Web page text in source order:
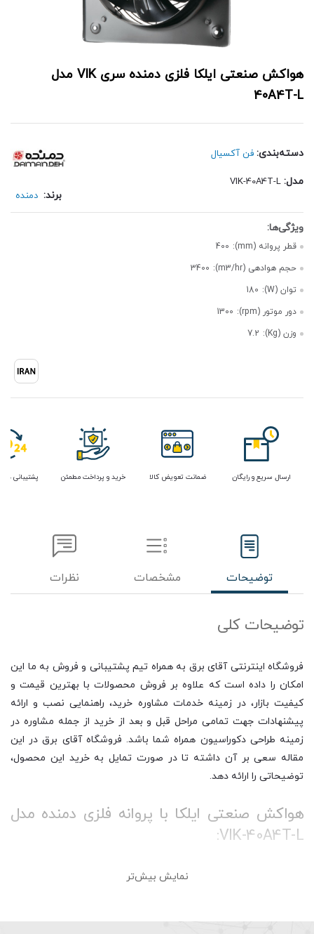
هواکش صنعتی ایلکا فلزی دمنده سری VIK مدل
40A4T-L
دسته‌بندی: فن آکسیال
مدل:
برند: دمنده
قطر پروانه (mm):
400
حجم هوادهی (m3/hr):
3400
توان (W):
180
دور موتور (rpm):
1300
وزن (Kg):
7.2
ارسال سریع و رایگان ضمانت تعویض کالا خرید و پرداخت مطمئن پشتیبانی
توضیحات مشخصات نظرات
توضیحات کلی
فروشگاه اینترنتی آقای برق به همراه تیم پشتیبانی و فروش به ما این
امکان را داده است که علاوه بر فروش محصولات با بهترین قیمت و
کیفیت بازار، در زمینه خدمات مشاوره خرید، راهنمایی نصب و ارائه
پیشنهادات جهت تمامی مراحل قبل و بعد از خرید از جمله مشاوره در
زمینه طراحی دکوراسیون همراه شما باشد. فروشگاه آقای برق در این
مقاله سعی بر آن داشته تا در صورت تمایل به خرید این محصول،
توضیحاتی را ارائه دهد.
هواکش صنعتی ایلکا با پروانه فلزی دمنده مدل
VIK-40A4T-L:
هواکش صنعتی یا تهویه صنعتی دستگاهی است که برای جا به جایی
نمایش بیش‌تر